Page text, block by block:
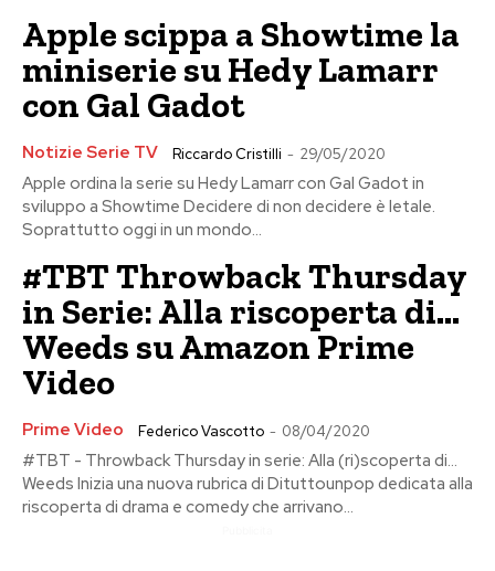
Apple scippa a Showtime la
miniserie su Hedy Lamarr
con Gal Gadot
Notizie Serie TV Riccardo Cristilli - 29/05/2020
Apple ordina la serie su Hedy Lamarr con Gal Gadot in
sviluppo a Showtime Decidere di non decidere è letale.
Soprattutto oggi in un mondo...
#TBT Throwback Thursday
in Serie: Alla riscoperta di…
Weeds su Amazon Prime
Video
Prime Video Federico Vascotto - 08/04/2020
#TBT - Throwback Thursday in serie: Alla (ri)scoperta di...
Weeds Inizia una nuova rubrica di Dituttounpop dedicata alla
riscoperta di drama e comedy che arrivano...